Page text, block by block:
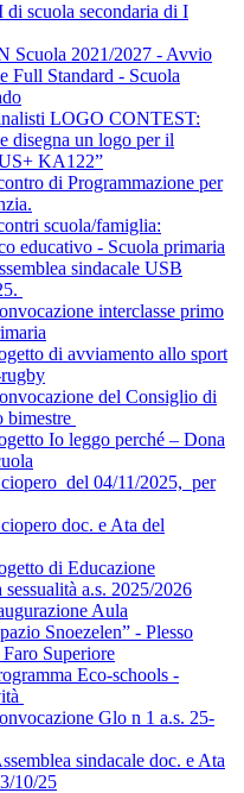
di scuola secondaria di I
Scuola 2021/2027 - Avvio
Full Standard - Scuola
LOGO CONTEST:
disegna un logo per il
KA122”
di Programmazione per
scuola/famiglia:
educativo - Scuola primaria
sindacale USB
interclasse primo
di avviamento allo sport
del Consiglio di
bimestre
Io leggo perché – Dona
del 04/11/2025, per
doc. e Ata del
di Educazione
a.s. 2025/2026
Aula
Snoezelen” - Plesso
Superiore
Eco-schools -
Glo n 1 a.s. 25-
sindacale doc. e Ata
10/25